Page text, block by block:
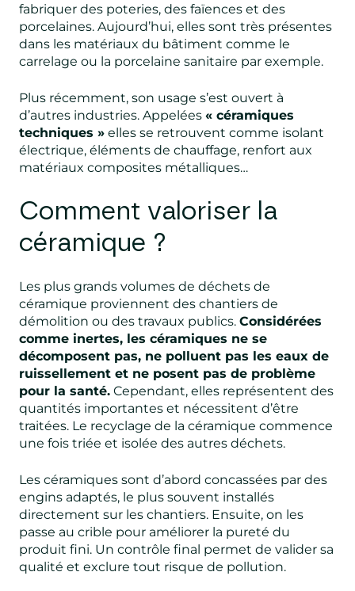
fabriquer des poteries, des faïences et des
porcelaines. Aujourd’hui, elles sont très présentes
dans les matériaux du bâtiment comme le
carrelage ou la porcelaine sanitaire par exemple.
Plus récemment, son usage s’est ouvert à
d’autres industries. Appelées « céramiques
techniques » elles se retrouvent comme isolant
électrique, éléments de chauffage, renfort aux
matériaux composites métalliques…
Comment valoriser la
céramique ?
Les plus grands volumes de déchets de
céramique proviennent des chantiers de
démolition ou des travaux publics. Considérées
comme inertes, les céramiques ne se
décomposent pas, ne polluent pas les eaux de
ruissellement et ne posent pas de problème
pour la santé. Cependant, elles représentent des
quantités importantes et nécessitent d’être
traitées. Le recyclage de la céramique commence
une fois triée et isolée des autres déchets.
Les céramiques sont d’abord concassées par des
engins adaptés, le plus souvent installés
directement sur les chantiers. Ensuite, on les
passe au crible pour améliorer la pureté du
produit fini. Un contrôle final permet de valider sa
qualité et exclure tout risque de pollution.